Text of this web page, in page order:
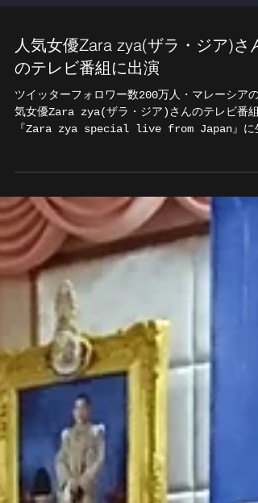
人気女優Zara zya(ザラ・ジア)さん
のテレビ番組に出演
ツイッターフォロワー数200万人・マレーシアの
『Zara zya special live from Japan』に
っと照れましたがとてもいい経験になりました。
...